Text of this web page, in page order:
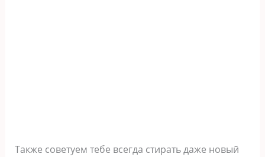
Также советуем тебе всегда стирать даже новый